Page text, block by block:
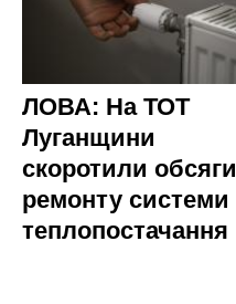
ЛОВА: На ТОТ
Луганщини
скоротили обсяги
ремонту системи
теплопостачання